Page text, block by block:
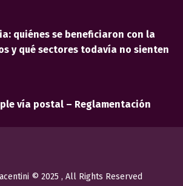
quiénes se beneficiaron con la
y qué sectores todavía no sienten
vía postal – Reglamentación
© 2025 , All Rights Reserved